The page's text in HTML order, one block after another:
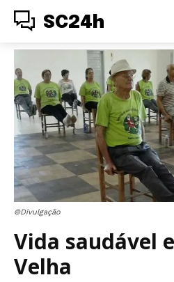
SC24h
©Divulgação
Vida saudável
Velha